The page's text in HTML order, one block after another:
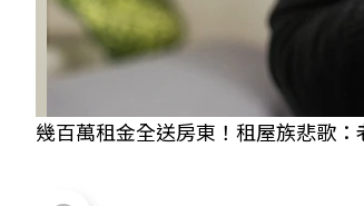
幾百萬租金全送房東！租屋族悲歌